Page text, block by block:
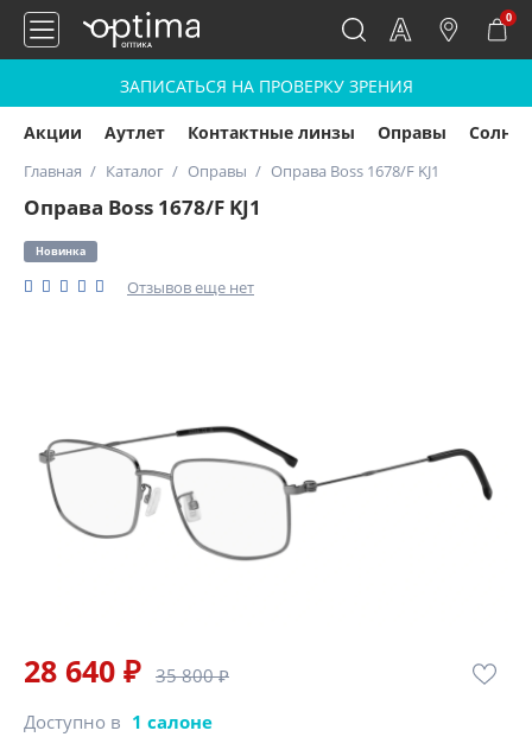
0
ЗАПИСАТЬСЯ НА ПРОВЕРКУ ЗРЕНИЯ
Акции Аутлет Контактные линзы Оправы
Главная Каталог Оправы Оправа Boss 1678/F KJ1
Оправа Boss 1678/F KJ1
Новинка
Отзывов еще нет
28 640 ₽ 35 800 ₽
Доступно в 1 салоне